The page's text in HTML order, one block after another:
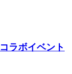
ラボイベント